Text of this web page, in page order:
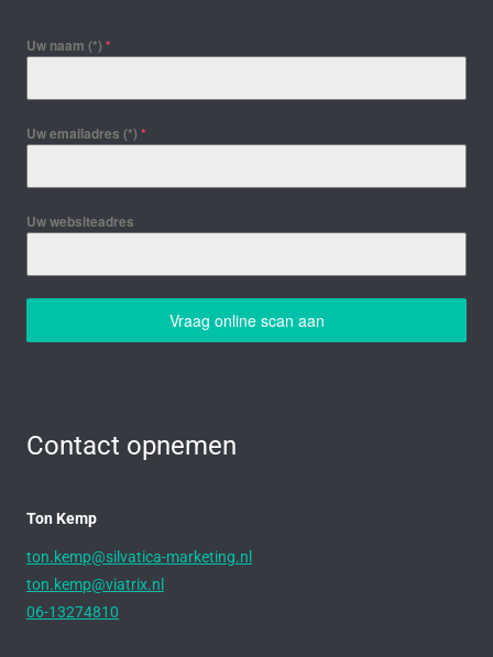
Uw naam (*) *
Uw emailadres (*) *
Uw websiteadres
Vraag online scan aan
Contact opnemen
Ton Kemp
ton.kemp@silvatica-marketing.nl
ton.kemp@viatrix.nl
06-13274810